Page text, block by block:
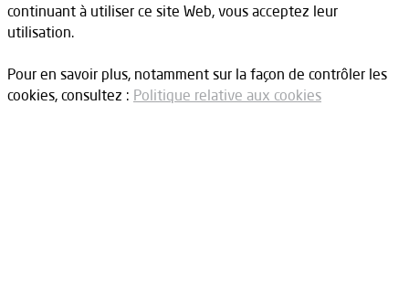
continuant à utiliser ce site Web, vous acceptez leur
utilisation.
Pour en savoir plus, notamment sur la façon de contrôler les
cookies, consultez : Politique relative aux cookies